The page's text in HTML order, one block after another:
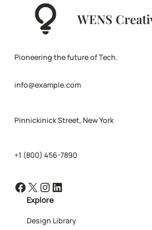
WENS
Pioneering the future of Tech.
info@example.com
Pinnickinick Street, New York
+1 (800) 456-7890
Facebook X Instagram LinkedIn
Explore
Design Library